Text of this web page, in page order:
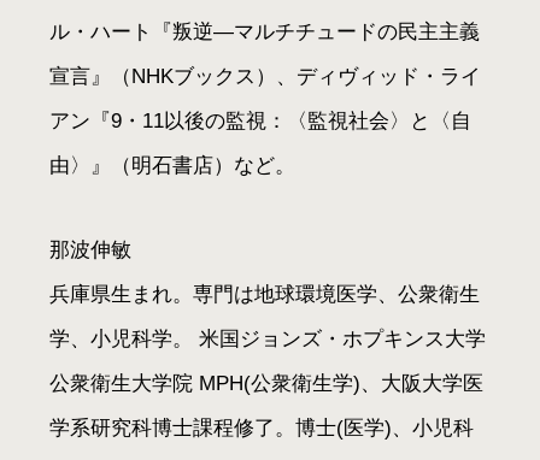
ル・ハート『叛逆―マルチチュードの民主主義
宣言』（NHKブックス）、ディヴィッド・ライ
アン『9・11以後の監視：〈監視社会〉と〈自
由〉』（明石書店）など。
那波伸敏
兵庫県生まれ。専門は地球環境医学、公衆衛生
学、小児科学。 米国ジョンズ・ホプキンス大学
公衆衛生大学院 MPH(公衆衛生学)、大阪大学医
学系研究科博士課程修了。博士(医学)、小児科